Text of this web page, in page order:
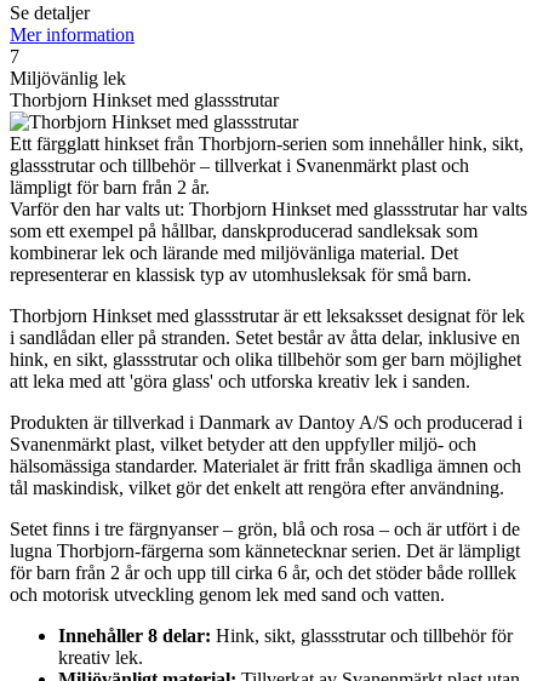
Se detaljer
Mer information
7
Miljövänlig lek
Thorbjorn Hinkset med glassstrutar
Ett färgglatt hinkset från Thorbjorn-serien som innehåller hink, sikt,
glassstrutar och tillbehör – tillverkat i Svanenmärkt plast och
lämpligt för barn från 2 år.
Varför den har valts ut: Thorbjorn Hinkset med glassstrutar har valts
som ett exempel på hållbar, danskproducerad sandleksak som
kombinerar lek och lärande med miljövänliga material. Det
representerar en klassisk typ av utomhusleksak för små barn.
Thorbjorn Hinkset med glassstrutar är ett leksaksset designat för lek
i sandlådan eller på stranden. Setet består av åtta delar, inklusive en
hink, en sikt, glassstrutar och olika tillbehör som ger barn möjlighet
att leka med att 'göra glass' och utforska kreativ lek i sanden.
Produkten är tillverkad i Danmark av Dantoy A/S och producerad i
Svanenmärkt plast, vilket betyder att den uppfyller miljö- och
hälsomässiga standarder. Materialet är fritt från skadliga ämnen och
tål maskindisk, vilket gör det enkelt att rengöra efter användning.
Setet finns i tre färgnyanser – grön, blå och rosa – och är utfört i de
lugna Thorbjorn-färgerna som kännetecknar serien. Det är lämpligt
för barn från 2 år och upp till cirka 6 år, och det stöder både rolllek
och motorisk utveckling genom lek med sand och vatten.
Innehåller 8 delar: Hink, sikt, glassstrutar och tillbehör för
kreativ lek.